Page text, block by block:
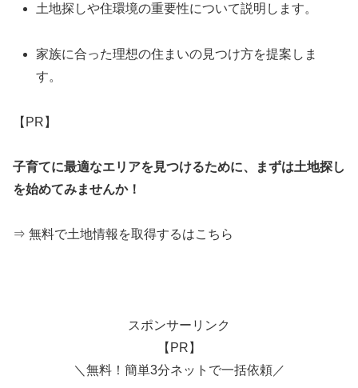
土地探しや住環境の重要性について説明します。
家族に合った理想の住まいの見つけ方を提案しま
す。
【PR】
子育てに最適なエリアを見つけるために、まずは土地探し
を始めてみませんか！
⇒ 無料で土地情報を取得するはこちら
スポンサーリンク
【PR】
＼無料！簡単3分ネットで一括依頼／